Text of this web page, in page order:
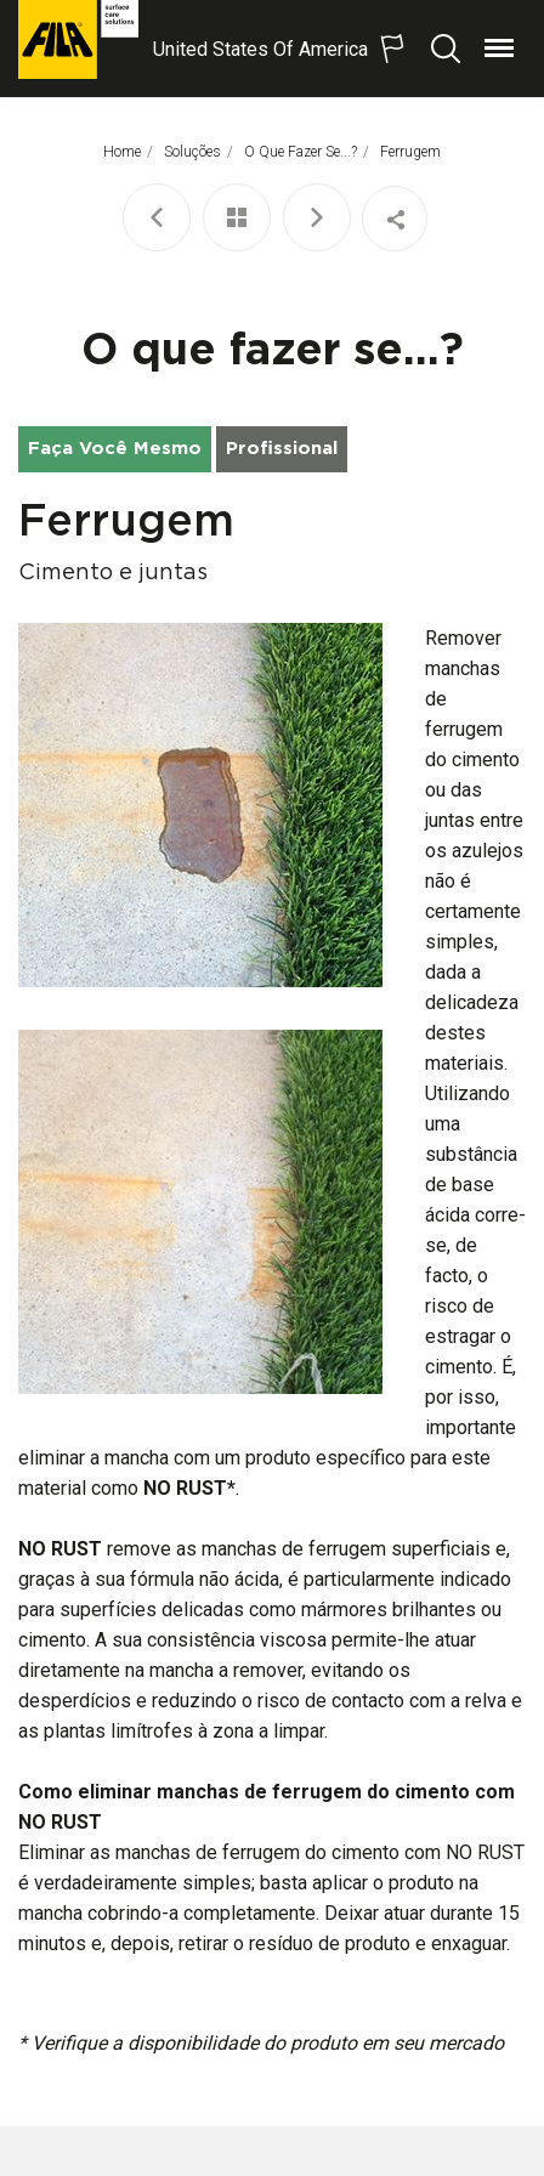
FILA
United States Of America
ProcurarMenu
Home Soluções O Que Fazer Se...? Página Atual:
Ferrugem
O que fazer se...?
Faça Você Mesmo Profissional
Ferrugem
Cimento e juntas
Remover
manchas
de
ferrugem
do cimento
ou das
juntas entre
os azulejos
não é
certamente
simples,
dada a
delicadeza
destes
materiais.
Utilizando
uma
substância
de base
ácida corre-
se, de
facto, o
risco de
estragar o
cimento. É,
por isso,
importante
eliminar a mancha com um produto específico para este
material como NO RUST*.
NO RUST remove as manchas de ferrugem superficiais e,
graças à sua fórmula não ácida, é particularmente indicado
para superfícies delicadas como mármores brilhantes ou
cimento. A sua consistência viscosa permite-lhe atuar
diretamente na mancha a remover, evitando os
desperdícios e reduzindo o risco de contacto com a relva e
as plantas limítrofes à zona a limpar.
Como eliminar manchas de ferrugem do cimento com
NO RUST
Eliminar as manchas de ferrugem do cimento com NO RUST
é verdadeiramente simples; basta aplicar o produto na
mancha cobrindo-a completamente. Deixar atuar durante 15
minutos e, depois, retirar o resíduo de produto e enxaguar.
* Verifique a disponibilidade do produto em seu mercado